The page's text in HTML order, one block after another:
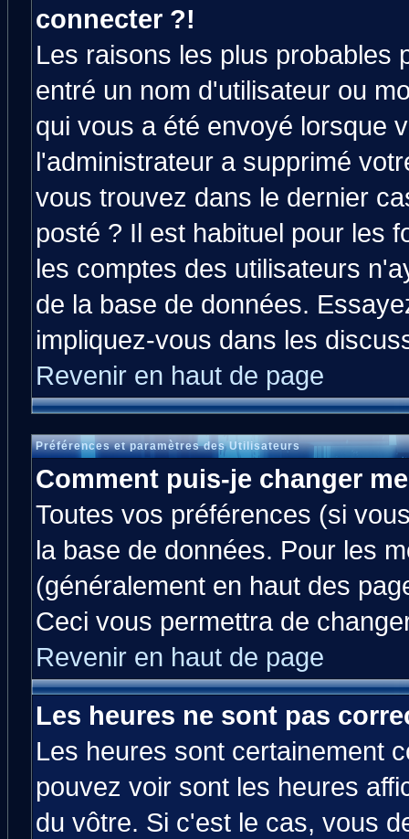
connecter ?!
Les raisons les plus probables
entré un nom d'utilisateur ou
qui vous a été envoyé lorsque
l'administrateur a supprimé
vous trouvez dans le dernier
posté ? Il est habituel pour les
les comptes des utilisateurs
de la base de données.
impliquez-vous dans les
Revenir en haut de page
Préférences et paramètres des Utilisateurs
Comment puis-je changer
Toutes vos préférences (si
la base de données. Pour les
(généralement en haut des
Ceci vous permettra de
Revenir en haut de page
Les heures ne sont pas
Les heures sont certainement
pouvez voir sont les heures
du vôtre. Si c'est le cas, vous